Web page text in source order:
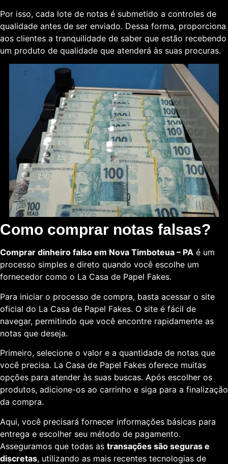
Por isso, cada lote de notas é submetido a controles de
qualidade antes de ser enviado. Dessa forma, proporciona
aos clientes a tranquilidade de saber que estão recebendo
um produto de qualidade que atenderá às suas procuras.
Como comprar notas falsas?
Comprar dinheiro falso em Nova Timboteua – PA é um
processo simples e direto quando você escolhe um
fornecedor como o La Casa de Papel Fakes.
Para iniciar o processo de compra, basta acessar o site
oficial do La Casa de Papel Fakes. O site é fácil de
navegar, permitindo que você encontre rapidamente as
notas que deseja.
Primeiro, selecione o valor e a quantidade de notas que
você precisa. La Casa de Papel Fakes oferece muitas
opções para atender às suas buscas. Após escolher os
produtos, adicione-os ao carrinho e siga para a finalização
da compra.
Aqui, você precisará fornecer informações básicas para
entrega e escolher seu método de pagamento.
Asseguramos que todas as transações são seguras e
discretas, utilizando as mais recentes tecnologias de